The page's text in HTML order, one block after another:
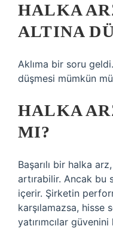
HALKA
ALTINA
Aklıma bir soru
düşmesi mümkün
HALKA
MI?
Başarılı bir halka
artırabilir. Ancak bu
içerir. Şirketin
karşılamazsa, hisse
yatırımcılar